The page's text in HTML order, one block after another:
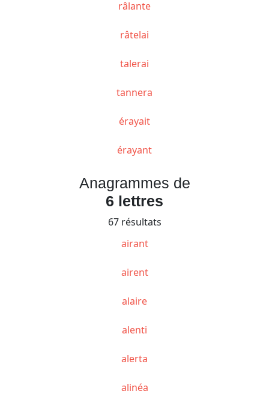
râlante
râtelai
talerai
tannera
érayait
érayant
Anagrammes de
6 lettres
67 résultats
airant
airent
alaire
alenti
alerta
alinéa